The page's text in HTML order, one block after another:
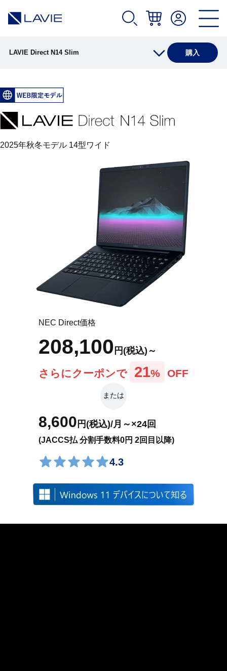
LAVIE Direct N14 Slim 購入
製品情報
仕様
2025年秋冬モデル 14型ワイド
NEC Direct価格
208,100 円(税込)～
さらにクーポンで 21% OFF
または
8,600 円(税込)/月～×24回
(JACCS払 分割手数料0円 2回目以降)
4.3